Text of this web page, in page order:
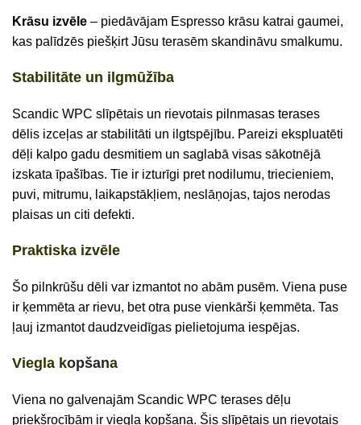
Krāsu izvēle – piedāvājam Espresso krāsu katrai gaumei,
kas palīdzēs piešķirt Jūsu terasēm skandināvu smalkumu.
Stabilitāte un ilgmūžība
Scandic WPC slīpētais un rievotais pilnmasas terases
dēlis izceļas ar stabilitāti un ilgtspējību. Pareizi ekspluatēti
dēļi kalpo gadu desmitiem un saglabā visas sākotnējā
izskata īpašības. Tie ir izturīgi pret nodilumu, triecieniem,
puvi, mitrumu, laikapstākļiem, neslāņojas, tajos nerodas
plaisas un citi defekti.
Praktiska izvēle
Šo pilnkrūšu dēli var izmantot no abām pusēm. Viena puse
ir ķemmēta ar rievu, bet otra puse vienkārši ķemmēta. Tas
ļauj izmantot daudzveidīgas pielietojuma iespējas.
Viegla kopšana
Viena no galvenajām Scandic WPC terases dēļu
priekšrocībām ir viegla kopšana. Šis slīpētais un rievotais